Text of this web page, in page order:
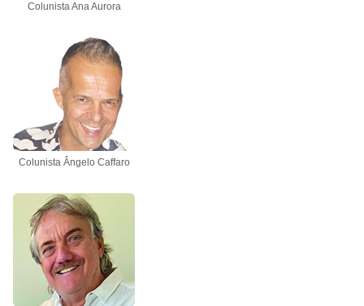
Colunista Ana Aurora
Colunista Ângelo Caffaro